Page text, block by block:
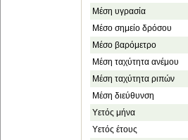
Μέση υγρασία
Μέσο σημείο δρόσου
Μέσο βαρόμετρο
Μέση ταχύτητα ανέμου
Μέση ταχύτητα ριπών
Μέση διεύθυνση
Υετός μήνα
Υετός έτους